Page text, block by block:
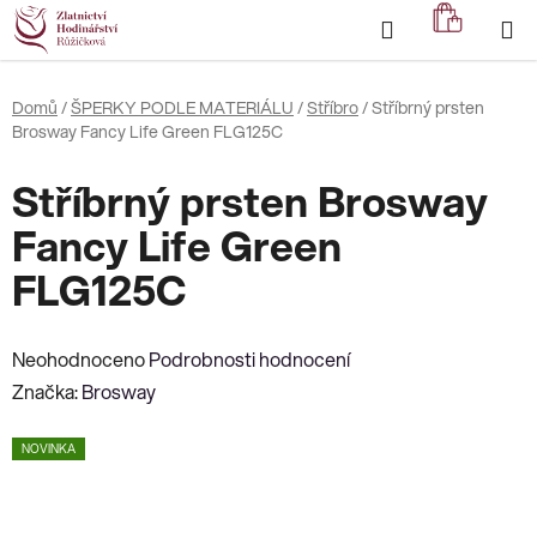
Přejít
na
obsah
Hledat
KOŠÍK
Domů /ŠPERKY PODLE MATERIÁLU /Stříbro/Stříbrný prsten
Brosway Fancy Life Green FLG125C
Stříbrný prsten Brosway
Fancy Life Green
FLG125C
Průměrné
hodnocení
je
NeohodnocenoPodrobnosti hodnocení
Značka:Brosway
NOVINKA